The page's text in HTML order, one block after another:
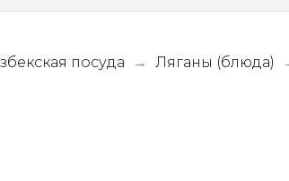
посуда Ляганы (блюда)